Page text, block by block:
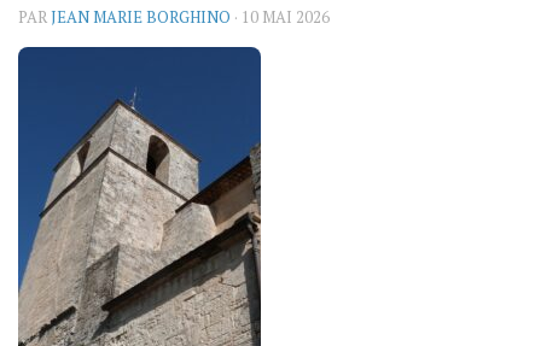
PARJEAN MARIE BORGHINO · 10 MAI 2026